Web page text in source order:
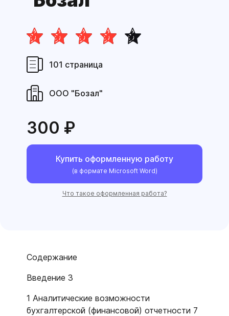
101 страница
ООО "Бозал"
300 ₽
Купить оформленную работу
(в формате Microsoft Word)
Что такое оформленная работа?
Содержание
Введение 3
1 Аналитические возможности
бухгалтерской (финансовой) отчетности 7